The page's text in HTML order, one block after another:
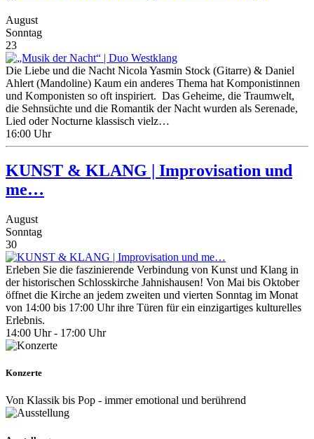
August
Sonntag
23
Die Liebe und die Nacht Nicola Yasmin Stock (Gitarre) & Daniel
Ahlert (Mandoline) Kaum ein anderes Thema hat Komponistinnen
und Komponisten so oft inspiriert. Das Geheime, die Traumwelt,
die Sehnsüchte und die Romantik der Nacht wurden als Serenade,
Lied oder Nocturne klassisch vielz…
16:00 Uhr
KUNST & KLANG | Improvisation und
me…
August
Sonntag
30
Erleben Sie die faszinierende Verbindung von Kunst und Klang in
der historischen Schlosskirche Jahnishausen! Von Mai bis Oktober
öffnet die Kirche an jedem zweiten und vierten Sonntag im Monat
von 14:00 bis 17:00 Uhr ihre Türen für ein einzigartiges kulturelles
Erlebnis.​
14:00 Uhr - 17:00 Uhr
Konzerte
Von Klassik bis Pop - immer emotional und berührend